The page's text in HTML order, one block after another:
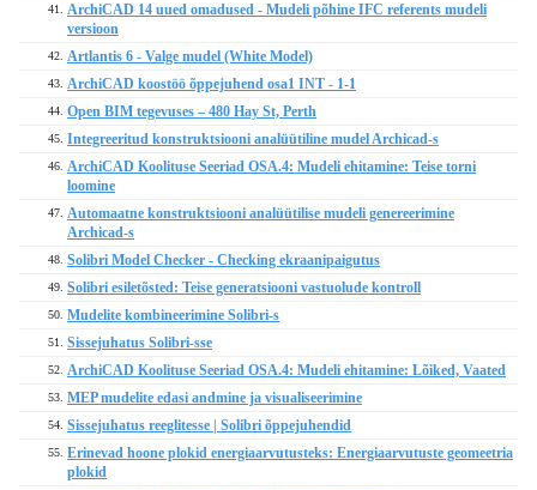
41. ArchiCAD 14 uued omadused - Mudeli põhine IFC referents mudeli
versioon
42. Artlantis 6 - Valge mudel (White Model)
43. ArchiCAD koostöö õppejuhend osa1 INT - 1-1
44. Open BIM tegevuses – 480 Hay St, Perth
45. Integreeritud konstruktsiooni analüütiline mudel Archicad-s
46. ArchiCAD Koolituse Seeriad OSA.4: Mudeli ehitamine: Teise torni
loomine
47. Automaatne konstruktsiooni analüütilise mudeli genereerimine
Archicad-s
48. Solibri Model Checker - Checking ekraanipaigutus
49. Solibri esiletõsted: Teise generatsiooni vastuolude kontroll
50. Mudelite kombineerimine Solibri-s
51. Sissejuhatus Solibri-sse
52. ArchiCAD Koolituse Seeriad OSA.4: Mudeli ehitamine: Lõiked, Vaated
53. MEP mudelite edasi andmine ja visualiseerimine
54. Sissejuhatus reeglitesse | Solibri õppejuhendid
55. Erinevad hoone plokid energiaarvutusteks: Energiaarvutuste geomeetria
plokid